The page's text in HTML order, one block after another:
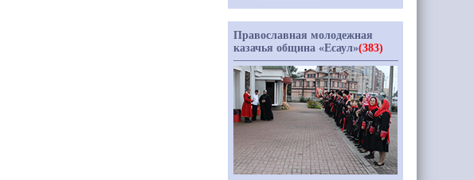
Православная молодежная
казачья община «Есаул»(383)